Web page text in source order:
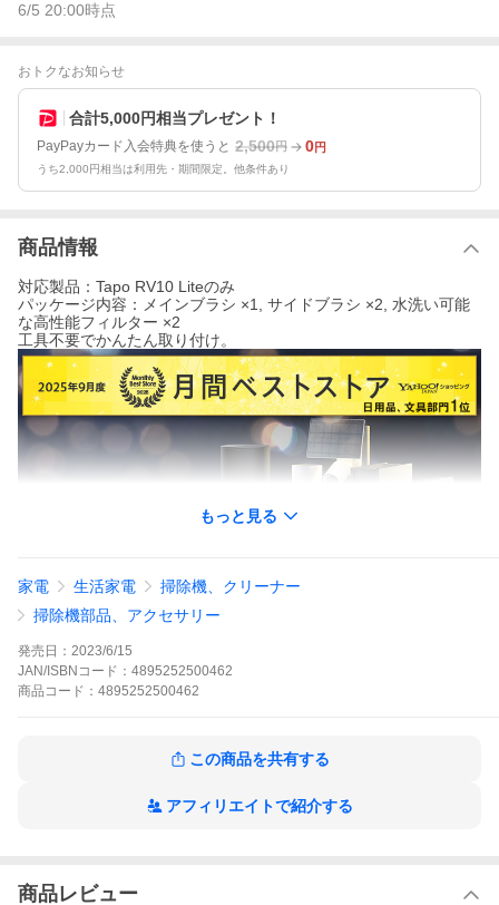
6/5 20:00時点
おトクなお知らせ
合計5,000円相当プレゼント！
PayPayカード入会特典を使うと 2,500円 0円
うち2,000円相当は利用先・期間限定。他条件あり
商品情報
対応製品：Tapo RV10 Liteのみ
パッケージ内容：メインブラシ ×1, サイドブラシ ×2, 水洗い可能
な高性能フィルター ×2
工具不要でかんたん取り付け。
もっと見る
家電 生活家電
掃除機、クリーナー
掃除機部品、アクセサリー
発売日： 2023/6/15
JAN/ISBNコード： 4895252500462
商品 コード： 4895252500462
この商品を共有する
アフィリエイトで紹介する
商品レビュー